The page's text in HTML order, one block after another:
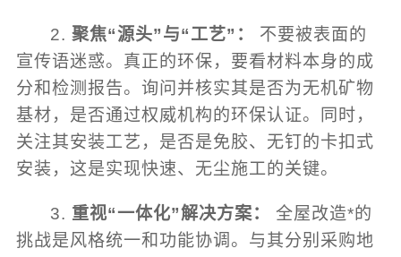
2.聚焦“源头”与“工艺”：
不要被表面的
宣传语迷惑。真正的环保，要看材料本身的成
分和检测报告。询问并核实其是否为无机矿物
基材，是否通过权威机构的环保认证。同时，
关注其安装工艺，是否是免胶、无钉的卡扣式
安装，这是实现快速、无尘施工的关键。
3. 重视“一体化”解决方案：
全屋改造*的
挑战是风格统一和功能协调。与其分别采购地